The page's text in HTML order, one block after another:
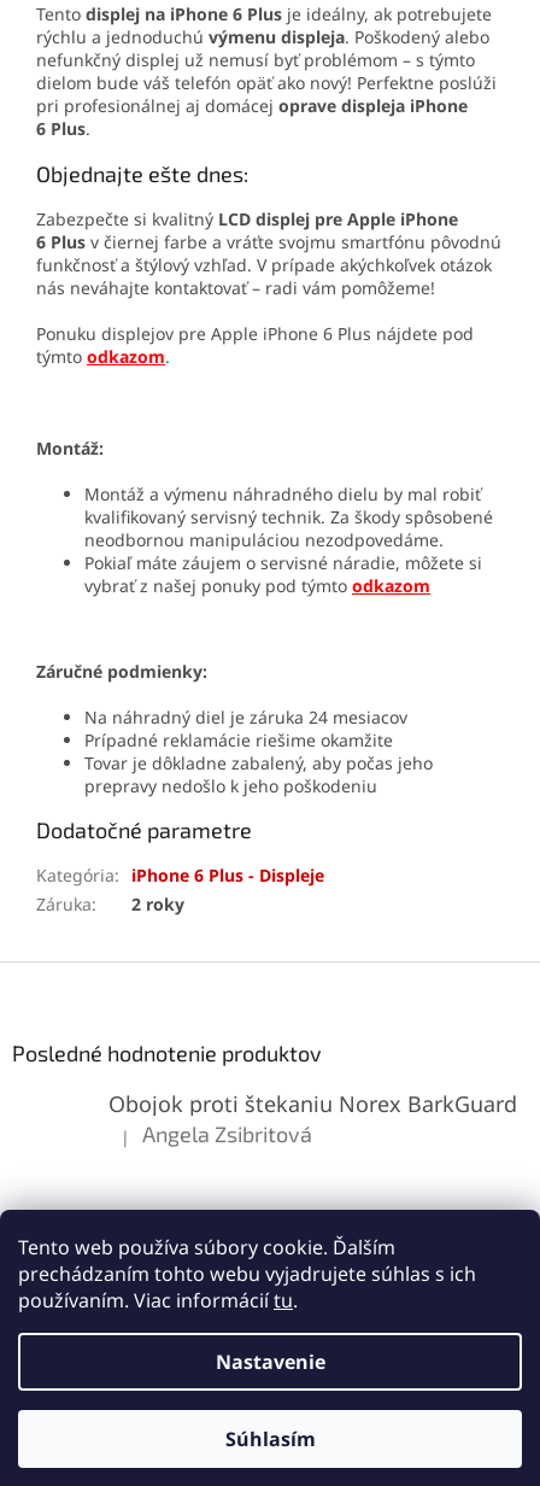
Tento web používa súbory cookie. Ďalším
prechádzaním tohto webu vyjadrujete súhlas s ich
používaním. Viac informáciítu.
Nastavenie
Súhlasím
Tento displej na iPhone 6 Plus je ideálny, ak potrebujete
rýchlu a jednoduchú výmenu displeja. Poškodený alebo
nefunkčný displej už nemusí byť problémom – s týmto
dielom bude váš telefón opäť ako nový! Perfektne poslúži
pri profesionálnej aj domácej oprave displeja iPhone
6 Plus.
Objednajte ešte dnes:
Zabezpečte si kvalitný LCD displej pre Apple iPhone
6 Plus v čiernej farbe a vráťte svojmu smartfónu pôvodnú
funkčnosť a štýlový vzhľad. V prípade akýchkoľvek otázok
nás neváhajte kontaktovať – radi vám pomôžeme!
Ponuku displejov pre Apple iPhone 6 Plus nájdete pod
týmto odkazom.
Montáž:
Montáž a výmenu náhradného dielu by mal robiť
kvalifikovaný servisný technik. Za škody spôsobené
neodbornou manipuláciou nezodpovedáme.
Pokiaľ máte záujem o servisné náradie, môžete si
vybrať z našej ponuky pod týmto odkazom
Záručné podmienky:
Na náhradný diel je záruka 24 mesiacov
Prípadné reklamácie riešime okamžite
Tovar je dôkladne zabalený, aby počas jeho
prepravy nedošlo k jeho poškodeniu
Dodatočné parametre
Kategória:
iPhone 6 Plus - Displeje
Záruka: 2 roky
Posledné hodnotenie produktov
Obojok proti štekaniu Norex BarkGuard
Hodnotenie produktu je 5 z 5 hviezdičiek.
| Angela Zsibritová
Vytvoril Shoptet
Copyright 2026Lemes.sk. Všetky práva vyhradené.Upraviť
nastavenie cookies